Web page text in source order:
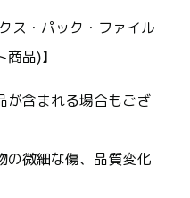
ス・パック・ファイル
品)】
が含まれる場合もござ
の微細な傷、品質変化